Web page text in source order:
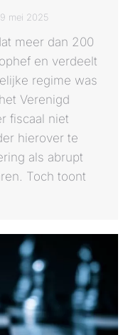
9 mei 2025
meer dan 200
en verdeelt
regime was
Verenigd
fiscaal niet
hierover te
als abrupt
Toch toont